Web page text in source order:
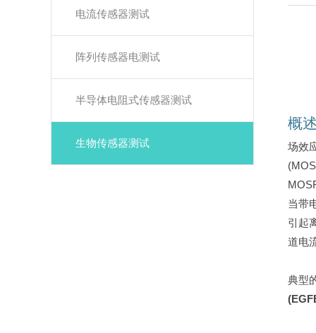
电流传感器测试
阵列传感器电测试
半导体电阻式传感器测试
生物传感器测试
概
场效
当带
引起
道电
典型